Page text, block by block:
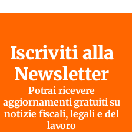
Iscriviti alla
Newsletter
Potrai ricevere
aggiornamenti gratuiti su
notizie fiscali, legali e del
lavoro